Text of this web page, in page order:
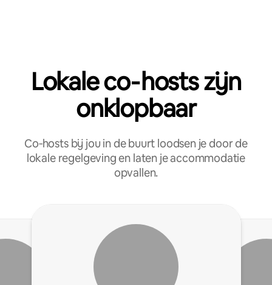
Lokale co‑hosts zijn
onklopbaar
Co‑hosts bij jou in de buurt loodsen je door de
lokale regelgeving en laten je accommodatie
opvallen.